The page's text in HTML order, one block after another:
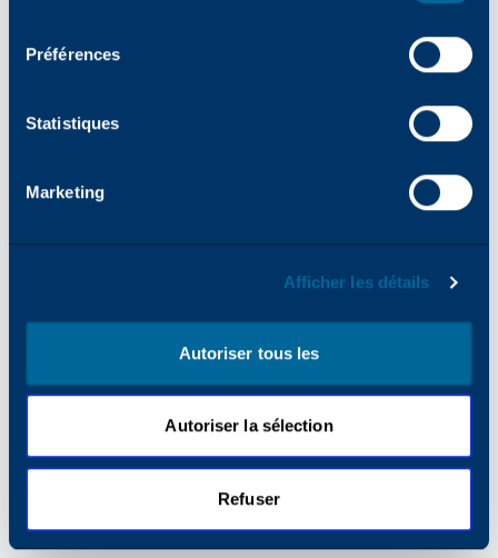
Préférences
Statistiques
Marketing
Afficher les détails
Autoriser tous les
Autoriser la sélection
Refuser
lors du chargement de katun.com (voir la console du navigateur